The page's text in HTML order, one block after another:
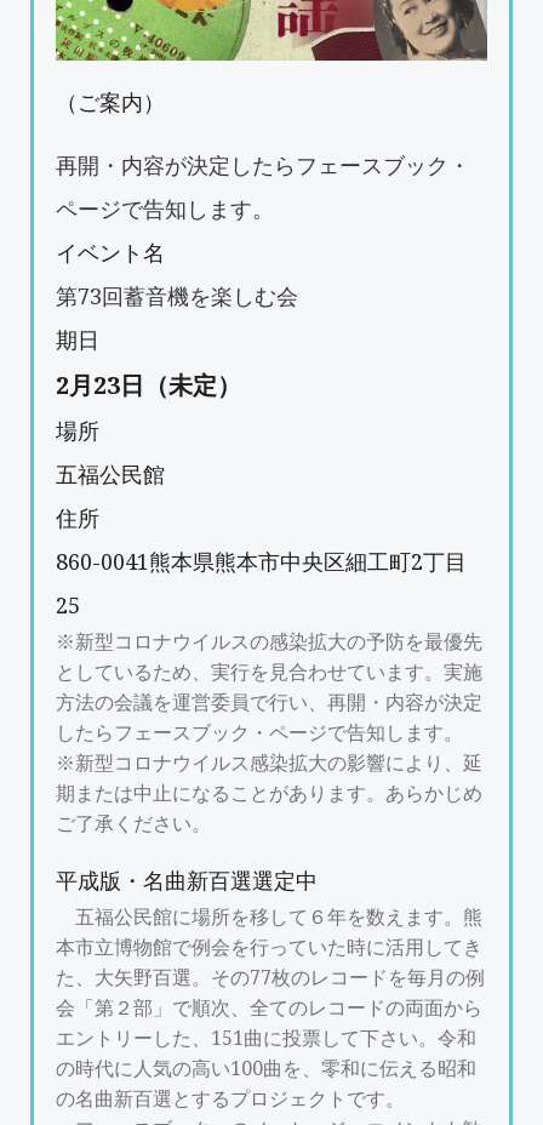
（ご案内）
再開・内容が決定したらフェースブック・
ページで告知します。
イベント名
第73回蓄音機を楽しむ会
期日
2月23日（未定）
場所
五福公民館
住所
860-0041熊本県熊本市中央区細工町2丁目
25
※新型コロナウイルスの感染拡大の予防を最優先
としているため、実行を見合わせています。実施
方法の会議を運営委員で行い、再開・内容が決定
したらフェースブック・ページで告知します。
※新型コロナウイルス感染拡大の影響により、延
期または中止になることがあります。あらかじめ
ご了承ください。
平成版・名曲新百選選定中
五福公民館に場所を移して６年を数えます。熊
本市立博物館で例会を行っていた時に活用してき
た、大矢野百選。その77枚のレコードを毎月の例
会「第２部」で順次、全てのレコードの両面から
エントリーした、151曲に投票して下さい。令和
の時代に人気の高い100曲を、零和に伝える昭和
の名曲新百選とするプロジェクトです。